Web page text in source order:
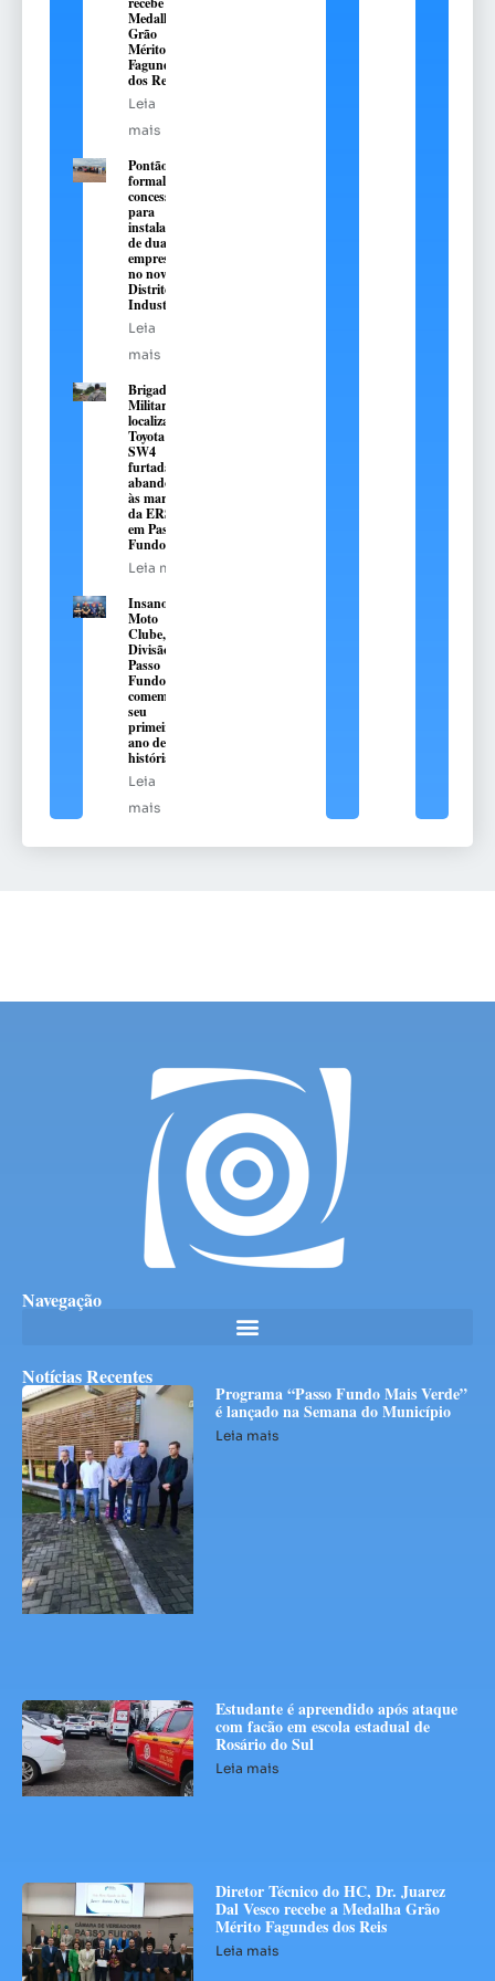
Medalha
Grão
Mérito
Fagundes
dos Reis
Leia
mais
Pontão
formaliza
concessões
para
instalação
de duas
empresas
no novo
Distrito
Industrial
Leia
mais
Brigada
Militar
localiza
Toyota Hilux
SW4
furtada e
abandonada
às margens
da ERS-324,
em Passo
Fundo
Leia mais
Insanos
Moto
Clube,
Divisão
Passo
Fundo,
comemora
seu
primeiro
ano de
história
Leia
mais
Navegação
Notícias Recentes
Programa “Passo Fundo Mais Verde”
é lançado na Semana do Município
Leia mais
Estudante é apreendido após ataque
com facão em escola estadual de
Rosário do Sul
Leia mais
Diretor Técnico do HC, Dr. Juarez
Dal Vesco recebe a Medalha Grão
Mérito Fagundes dos Reis
Leia mais